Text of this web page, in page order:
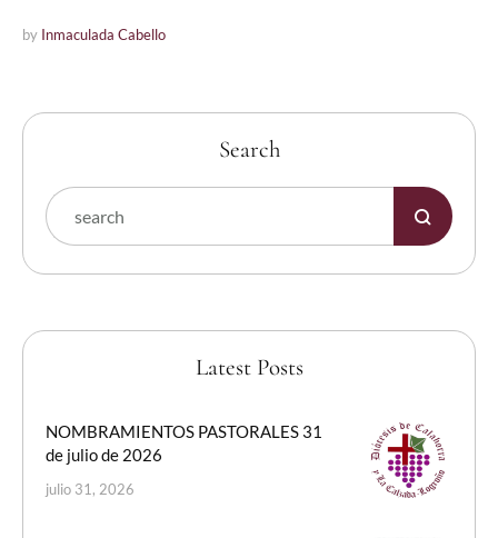
by Inmaculada Cabello
Search
Latest Posts
NOMBRAMIENTOS PASTORALES 31
de julio de 2026
julio 31, 2026